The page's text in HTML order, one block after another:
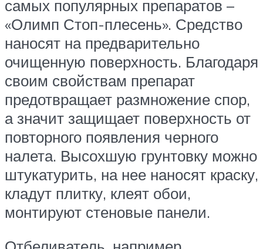
самых популярных препаратов –
«Олимп Стоп-плесень». Средство
наносят на предварительно
очищенную поверхность. Благодаря
своим свойствам препарат
предотвращает размножение спор,
а значит защищает поверхность от
повторного появления черного
налета. Высохшую грунтовку можно
штукатурить, на нее наносят краску,
кладут плитку, клеят обои,
монтируют стеновые панели.